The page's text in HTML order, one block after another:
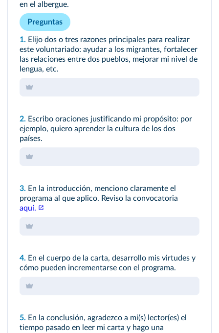
en el albergue.
Preguntas
1. Elijo dos o tres razones principales para realizar
este voluntariado: ayudar a los migrantes, fortalecer
las relaciones entre dos pueblos, mejorar mi nivel de
lengua, etc.
2. Escribo oraciones justificando mi propósito: por
ejemplo, quiero aprender la cultura de los dos
países.
3. En la introducción, menciono claramente el
programa al que aplico. Reviso la convocatoria
aquí.
4. En el cuerpo de la carta, desarrollo mis virtudes y
cómo pueden incrementarse con el programa.
5. En la conclusión, agradezco a mi(s) lector(es) el
tiempo pasado en leer mi carta y hago una